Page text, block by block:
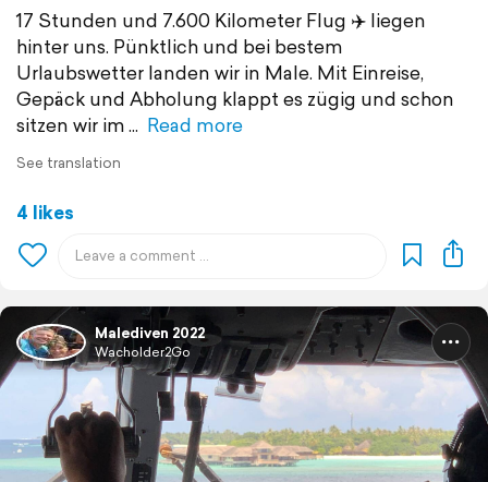
17 Stunden und 7.600 Kilometer Flug ✈️ liegen
hinter uns. Pünktlich und bei bestem
Urlaubswetter landen wir in Male. Mit Einreise,
Gepäck und Abholung klappt es zügig und schon
sitzen wir im
Read more
See translation
4 likes
Malediven 2022
Wacholder2Go